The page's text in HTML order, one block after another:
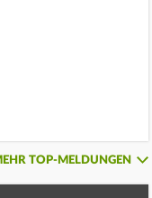
TOP-MELDUNGEN